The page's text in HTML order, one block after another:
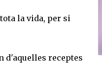
la vida, per si
d'aquelles receptes